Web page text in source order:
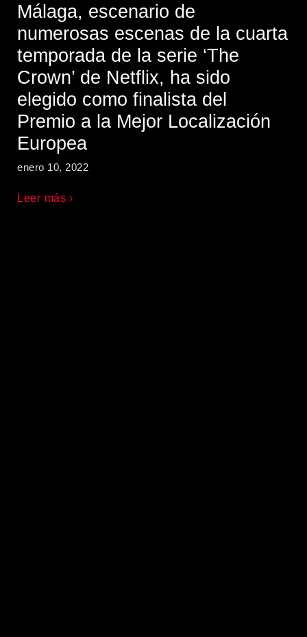
Málaga, escenario de
numerosas escenas de la cuarta
temporada de la serie ‘The
Crown’ de Netflix, ha sido
elegido como finalista del
Premio a la Mejor Localización
Europea
enero 10, 2022
Leer más ›